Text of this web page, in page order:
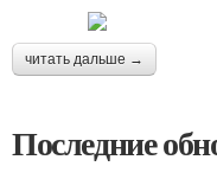
читать дальше →
Последние